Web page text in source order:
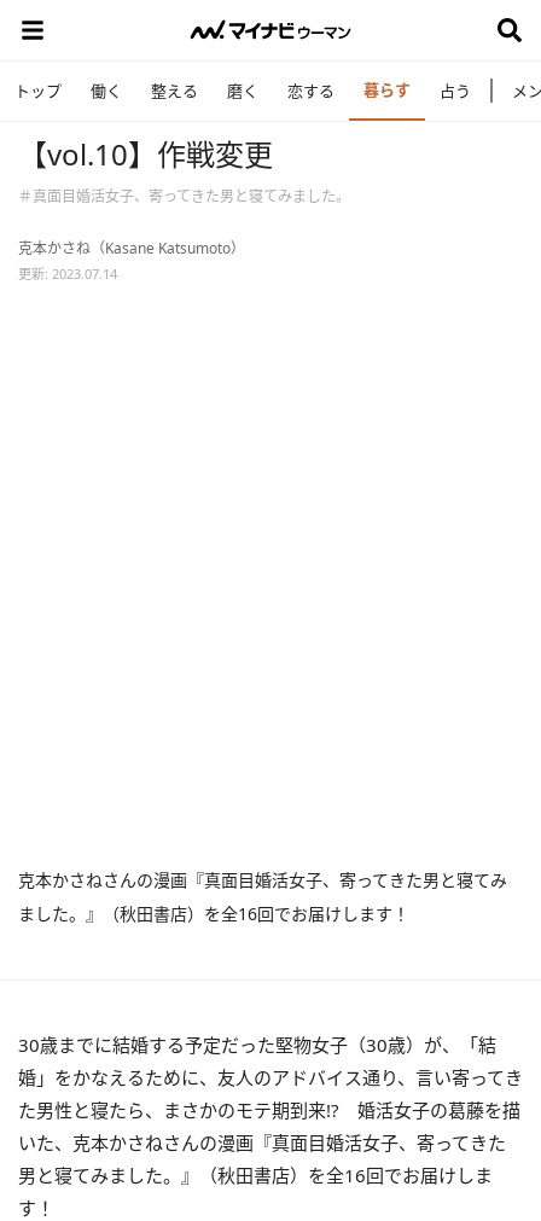
トップ 働く 整える 磨く 恋する 暮らす 占う メ
【vol.10】作戦変更
＃真面目婚活女子、寄ってきた男と寝てみました。
克本かさね（Kasane Katsumoto）
更新: 2023.07.14
克本かさねさんの漫画『真面目婚活女子、寄ってきた男と寝てみ
ました。』（秋田書店）を全16回でお届けします！
30歳までに結婚する予定だった堅物女子（30歳）が、「結
婚」をかなえるために、友人のアドバイス通り、言い寄ってき
た男性と寝たら、まさかのモテ期到来!? 婚活女子の葛藤を描
いた、 克本かさねさんの漫画『真面目婚活女子、寄ってきた
男と寝てみました。』（秋田書店）を全16回でお届けしま
す！